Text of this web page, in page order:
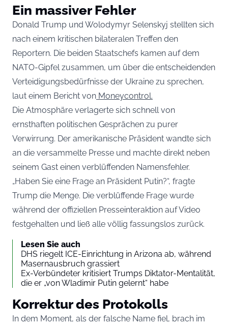
Ein massiver Fehler
Donald Trump und Wolodymyr Selenskyj stellten sich
nach einem kritischen bilateralen Treffen den
Reportern. Die beiden Staatschefs kamen auf dem
NATO-Gipfel zusammen, um über die entscheidenden
Verteidigungsbedürfnisse der Ukraine zu sprechen,
laut einem Bericht von Moneycontrol.
Die Atmosphäre verlagerte sich schnell von
ernsthaften politischen Gesprächen zu purer
Verwirrung. Der amerikanische Präsident wandte sich
an die versammelte Presse und machte direkt neben
seinem Gast einen verblüffenden Namensfehler.
„Haben Sie eine Frage an Präsident Putin?“, fragte
Trump die Menge. Die verblüffende Frage wurde
während der offiziellen Presseinteraktion auf Video
festgehalten und ließ alle völlig fassungslos zurück.
Lesen Sie auch
DHS riegelt ICE-Einrichtung in Arizona ab, während
Masernausbruch grassiert
Ex-Verbündeter kritisiert Trumps Diktator-Mentalität,
die er „von Wladimir Putin gelernt“ habe
Korrektur des Protokolls
In dem Moment, als der falsche Name fiel, brach im